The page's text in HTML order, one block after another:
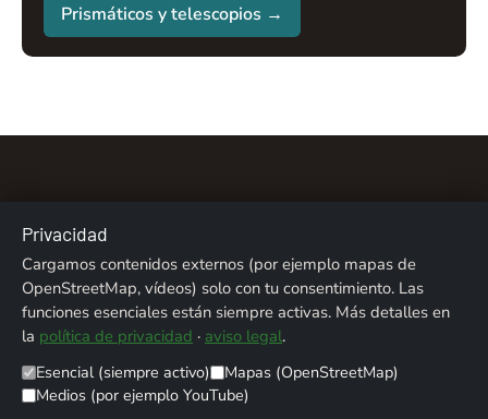
Prismáticos y telescopios →
Sobre nosotros Contacto
Aviso legal
Privacidad
Créditos fotográficos
© 2026 ALPENTREFF · POWERED BYMIKO24 - IT SERVICE
Privacidad
Cargamos contenidos externos (por ejemplo mapas de
OpenStreetMap, vídeos) solo con tu consentimiento. Las
funciones esenciales están siempre activas. Más detalles en
la política de privacidad · aviso legal.
Esencial (siempre activo)
Mapas (OpenStreetMap)
Medios (por ejemplo YouTube)